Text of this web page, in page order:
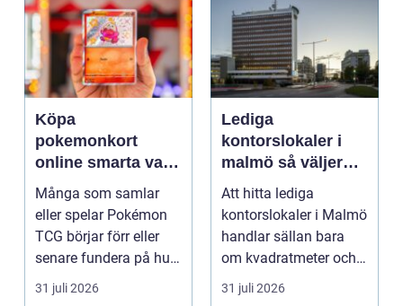
Köpa
pokemonkort
online smarta val
för samlare och
spelare
Många som samlar
eller spelar Pokémon
TCG börjar förr eller
senare fundera på hur
de kan köpa kort p...
31 juli 2026
Lediga
kontorslokaler i
malmö så väljer
företag rätt läge
och lokal
Att hitta lediga
kontorslokaler i Malmö
handlar sällan bara
om kvadratmeter och
hyra. För många före...
31 juli 2026